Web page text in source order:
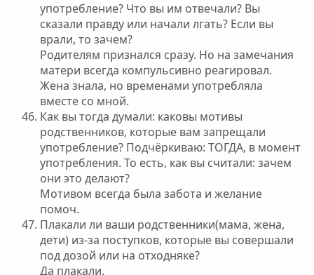
употребление? Что вы им отвечали? Вы
сказали правду или начали лгать? Если вы
врали, то зачем?
Родителям признался сразу. Но на замечания
матери всегда компульсивно реагировал.
Жена знала, но временами употребляла
вместе со мной.
Как вы тогда думали: каковы мотивы
родственников, которые вам запрещали
употребление? Подчёркиваю: ТОГДА, в момент
употребления. То есть, как вы считали: зачем
они это делают?
Мотивом всегда была забота и желание
помоч.
Плакали ли ваши родственники(мама, жена,
дети) из-за поступков, которые вы совершали
под дозой или на отходняке?
Да плакали.